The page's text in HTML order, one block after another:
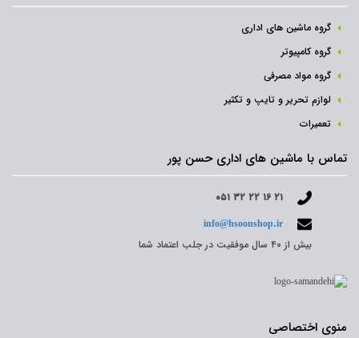
گروه ماشین های اداری
گروه کامپیوتر
گروه مواد مصرفی
لوازم تحریر و تایپ و تکثیر
تعمیرات
تماس با ماشین های اداری حسن پور
۰۵۱ ۳۲ ۲۲ ۱۶ ۲۱
info@hsoonshop.ir
بیش از ۴۰ سال موفقیت در جلب اعتماد شما
منوی اختصاصی